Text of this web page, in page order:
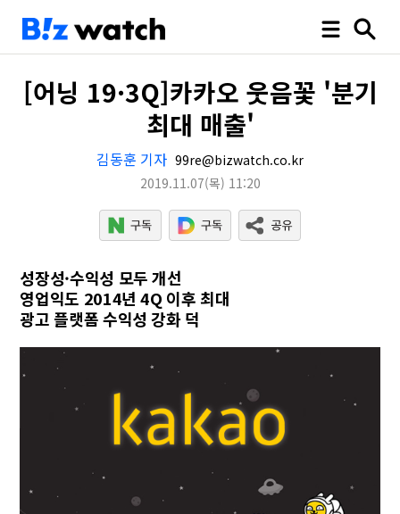
[어닝 19·3Q]카카오 웃음꽃 '분기
최대 매출'
김동훈 기자 99re@bizwatch.co.kr
2019.11.07(목) 11:20
성장성·수익성 모두 개선
영업익도 2014년 4Q 이후 최대
광고 플랫폼 수익성 강화 덕